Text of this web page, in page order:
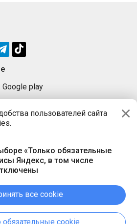
пользователей сайта
«Только обязательные
Яндекс, в том числе
все cookie
обязательные cookie
Google play
ООО «ПРАЦА БАЙ»
г. Минск, пр-т Независимости
E-mail ООО «ПРАЦА